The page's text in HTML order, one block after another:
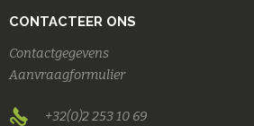
CONTACTEER ONS
Contactgegevens
Aanvraagformulier
+32(0)2 253 10 69